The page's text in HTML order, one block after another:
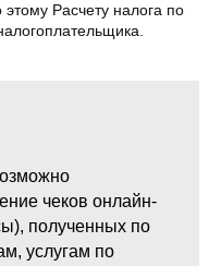
Расчету налога по
чеков онлайн-
полученных по
услугам по